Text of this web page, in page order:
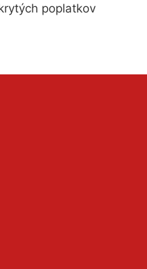
poplatkov